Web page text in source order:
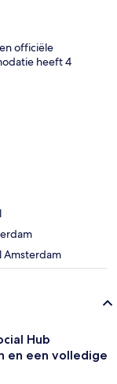
officiële
heeft 4
Amsterdam
Hub
en een volledige